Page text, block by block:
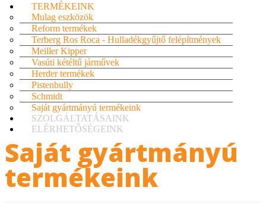
TERMÉKEINK
Mulag eszközök
Reform termékek
Terberg Ros Roca - Hulladékgyűjtő felépítmények
Meiller Kipper
Vasúti kétéltű járművek
Herder termékek
Pistenbully
Schmidt
Saját gyártmányú termékeink
SZOLGÁLTATÁSAINK
ELÉRHETŐSÉGEINK
Saját gyártmányú
termékeink